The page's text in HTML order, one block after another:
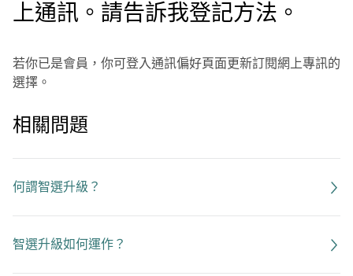
上通訊。請告訴我登記方法。
若你已是會員，你可登入通訊偏好頁面更新訂閱網上專訊的
選擇。
相關問題
何謂智選升級？
智選升級如何運作？